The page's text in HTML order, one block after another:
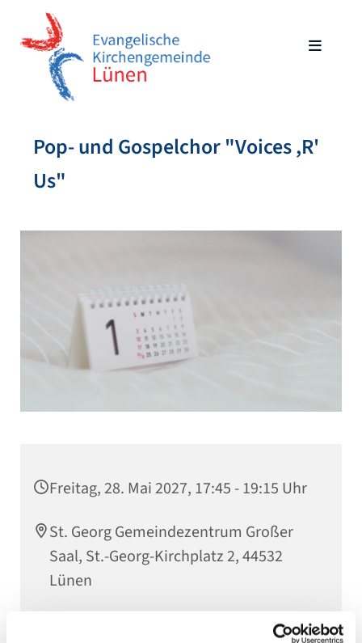
Pop- und Gospelchor "Voices ,R'
Us"
Freitag, 28. Mai 2027, 17:45 - 19:15 Uhr
St. Georg Gemeindezentrum Großer
Saal, St.-Georg-Kirchplatz 2, 44532
Lünen